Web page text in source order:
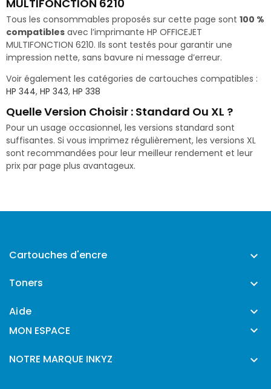
MULTIFONCTION 6210
Tous les consommables proposés sur cette page sont 100 %
compatibles avec l’imprimante HP OFFICEJET
MULTIFONCTION 6210. Ils sont testés pour garantir une
impression nette, sans bavure ni message d’erreur.
Voir également les catégories de cartouches compatibles :
HP 344, HP 343, HP 338
Quelle Version Choisir : Standard Ou XL ?
Pour un usage occasionnel, les versions standard sont
suffisantes. Si vous imprimez régulièrement, les versions XL
sont recommandées pour leur meilleur rendement et leur
prix par page plus avantageux.
Cartouches d'encre 
Toners 
Aide 
MON ESPACE 
NOTRE MARQUE INKYZ 